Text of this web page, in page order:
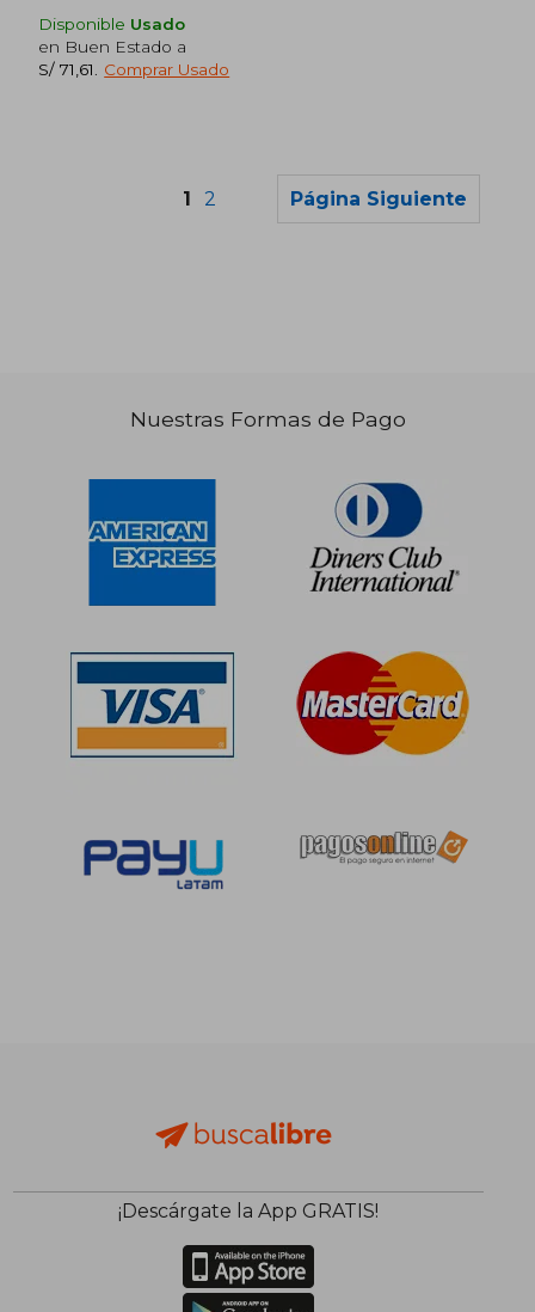
Disponible Usado
en Buen Estado a
S/ 71,61
Comprar Usado
1 2 Página Siguiente
Nuestras Formas de Pago
¡Descárgate la App GRATIS!